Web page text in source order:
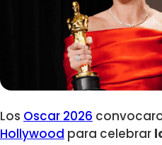
Los Oscar 2026
Hollywood para celebrar